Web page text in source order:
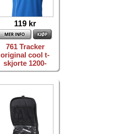
119 kr
761 Tracker
original cool t-
skjorte 1200-